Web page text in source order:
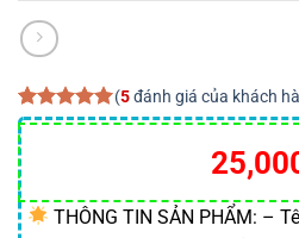
5.00trên 5
dựa trên
5
đánh giá
(5đánh giá của khách
Giá
gốc
là:
THÔNG TIN SẢN PHẨM: –